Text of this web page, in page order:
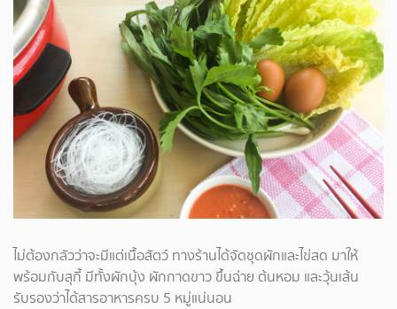
ไม่ต้องกลัวว่าจะมีแต่เนื้อสัตว์ ทางร้านได้จัดชุดผักและไข่สด มาให้
พร้อมกับสุกี้ มีทั้งผักบุ้ง ผักกาดขาว ขึ้นฉ่าย ต้นหอม และวุ้นเส้น
รับรองว่าได้สารอาหารครบ 5 หมู่แน่นอน